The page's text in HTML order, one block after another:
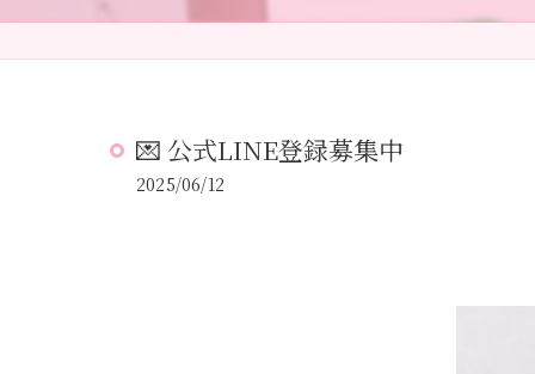
💌 公式LINE登録募集中
2025/06/12